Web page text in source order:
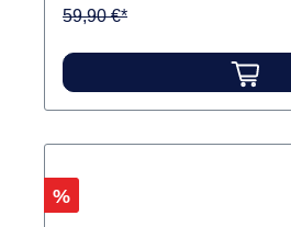
59,90 €*
Rabatt
%